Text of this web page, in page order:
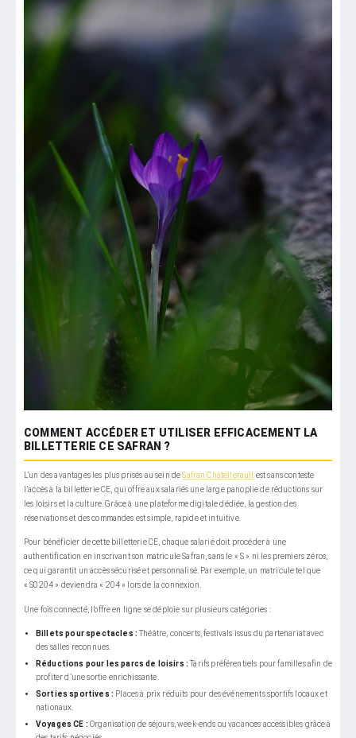
COMMENT ACCÉDER ET UTILISER EFFICACEMENT LA
BILLETTERIE CE SAFRAN ?
L’un des avantages les plus prisés au sein deSafran Châtellerault est sans conteste
l’accès à la billetterie CE, qui offre aux salariés une large panoplie de réductions sur
les loisirs et la culture. Grâce à une plateforme digitale dédiée, la gestion des
réservations et des commandes est simple, rapide et intuitive.
Pour bénéficier de cette billetterie CE, chaque salarié doit procéder à une
authentification en inscrivant son matricule Safran, sans le « S » ni les premiers zéros,
ce qui garantit un accès sécurisé et personnalisé. Par exemple, un matricule tel que
« S0204 » deviendra « 204 » lors de la connexion.
Une fois connecté, l’offre en ligne se déploie sur plusieurs catégories :
Billets pour spectacles :Théâtre, concerts, festivals issus du partenariat avec
des salles reconnues.
Réductions pour les parcs de loisirs :Tarifs préférentiels pour familles afin de
profiter d’une sortie enrichissante.
Sorties sportives : Places à prix réduits pour des événements sportifs locaux et
nationaux.
Voyages CE : Organisation de séjours, week-ends ou vacances accessibles grâce à